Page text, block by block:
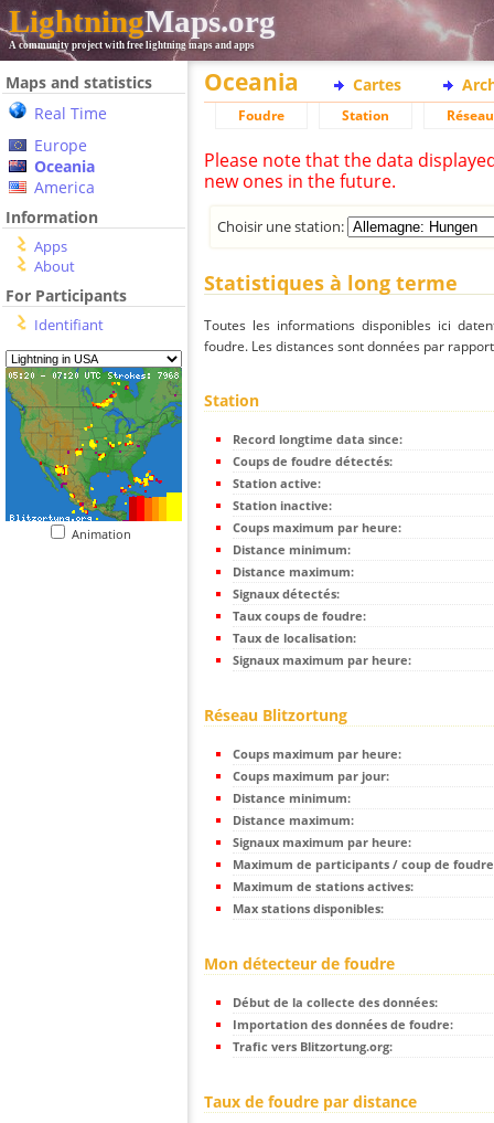
LightningMaps.org
A community project with free lightning maps and apps
Maps and statistics
Real Time
Europe
Oceania
America
Information
Apps
About
For Participants
Identifiant
Animation
Oceania Cartes
Foudre Station Réseau
Please note that the data
new ones in the future.
Choisir une station:
Statistiques à long terme
Toutes les informations disponibles ici
foudre. Les distances sont données par
Station
Record longtime data since:
Coups de foudre détectés:
Station active:
Station inactive:
Coups maximum par heure:
Distance minimum:
Distance maximum:
Signaux détectés:
Taux coups de foudre:
Taux de localisation:
Signaux maximum par heure:
Réseau Blitzortung
Coups maximum par heure:
Coups maximum par jour:
Distance minimum:
Distance maximum:
Signaux maximum par heure:
Maximum de participants / coup de
Maximum de stations actives:
Max stations disponibles:
Mon détecteur de foudre
Début de la collecte des données:
Importation des données de foudre:
Trafic vers Blitzortung.org:
Taux de foudre par distance